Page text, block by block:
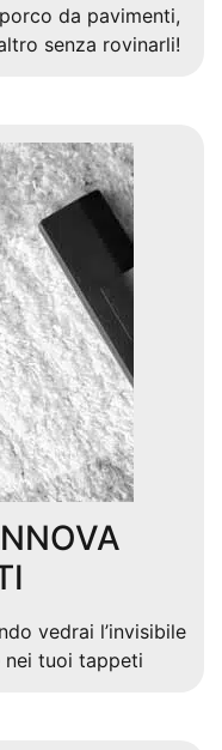
da pavimenti,
senza rovinarli!
vedrai l’invisibile
nei tuoi tappeti